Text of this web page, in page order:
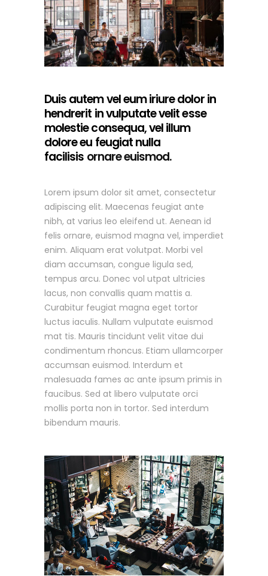
Duis autem vel eum iriure dolor in
hendrerit in vulputate velit esse
molestie consequa, vel illum
dolore eu feugiat nulla
facilisis ornare euismod.
Lorem ipsum dolor sit amet, consectetur
adipiscing elit. Maecenas feugiat ante
nibh, at varius leo eleifend ut. Aenean id
felis ornare, euismod magna vel, imperdiet
enim. Aliquam erat volutpat. Morbi vel
diam accumsan, congue ligula sed,
tempus arcu. Donec vol utpat ultricies
lacus, non convallis quam mattis a.
Curabitur feugiat magna eget tortor
luctus iaculis. Nullam vulputate euismod
mat tis. Mauris tincidunt velit vitae dui
condimentum rhoncus. Etiam ullamcorper
accumsan euismod. Interdum et
malesuada fames ac ante ipsum primis in
faucibus. Sed at libero vulputate orci
mollis porta non in tortor. Sed interdum
bibendum mauris.